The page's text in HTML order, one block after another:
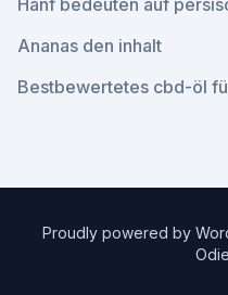
Hanf bedeuten auf
Ananas den inhalt
Bestbewertetes cbd-öl
Proudly powered by